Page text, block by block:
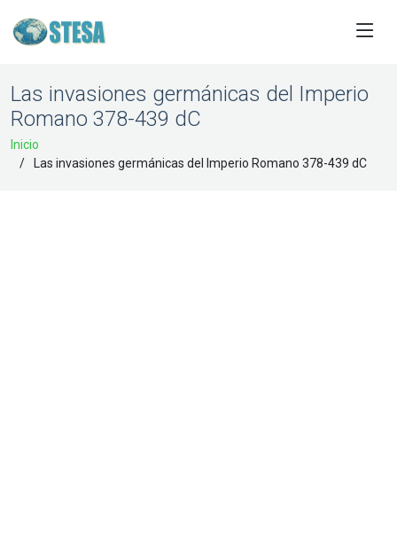
Las invasiones germánicas del Imperio
Romano 378-439 dC
Inicio
Las invasiones germánicas del Imperio Romano 378-439 dC